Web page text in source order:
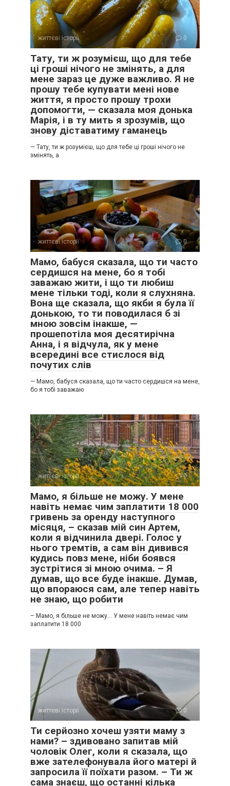
життєві історії 0
Тату, ти ж розумієш, що для тебе
ці гроші нічого не змінять, а для
мене зараз це дуже важливо. Я не
прошу тебе купувати мені нове
життя, я просто прошу трохи
допомогти, — сказала моя донька
Марія, і в ту мить я зрозумів, що
знову діставатиму гаманець
— Тату, ти ж розумієш, що для тебе ці гроші нічого не
змінять, а
життєві історії 0
Мамо, бабуся сказала, що ти часто
сердишся на мене, бо я тобі
заважаю жити, і що ти любиш
мене тільки тоді, коли я слухняна.
Вона ще сказала, що якби я була її
донькою, то ти поводилася б зі
мною зовсім інакше, —
прошепотіла моя десятирічна
Анна, і я відчула, як у мене
всередині все стислося від
почутих слів
— Мамо, бабуся сказала, що ти часто сердишся на мене,
бо я тобі заважаю
життєві історії 0
Мамо, я більше не можу. У мене
навіть немає чим заплатити 18 000
гривень за оренду наступного
місяця, – сказав мій син Артем,
коли я відчинила двері. Голос у
нього тремтів, а сам він дивився
кудись повз мене, ніби боявся
зустрітися зі мною очима. – Я
думав, що все буде інакше. Думав,
що впораюся сам, але тепер навіть
не знаю, що робити
– Мамо, я більше не можу… У мене навіть немає чим
заплатити 18 000
життєві історії 0
Ти серйозно хочеш узяти маму з
нами? – здивовано запитав мій
чоловік Олег, коли я сказала, що
вже зателефонувала його матері й
запросила її поїхати разом. – Ти ж
сама знаєш, що останні кілька